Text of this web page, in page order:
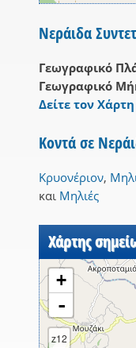
Νεράιδα
Γεωγραφικό
Γεωγραφικό
Δείτε τον
Κοντά σε
Κρυονέριον,
και Μηλιές
Χάρτης
+
-
z12